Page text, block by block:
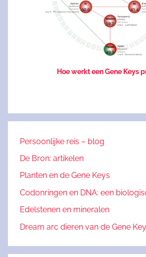
Hoe werkt een Gene Keys
Persoonlijke reis – blog
De Bron: artikelen
Planten en de Gene Keys
Codonringen en DNA: een
Edelstenen en mineralen
Dream arc dieren van de Gene